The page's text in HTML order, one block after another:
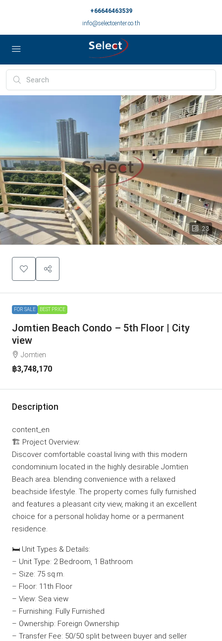
+66646463539
info@selectcenter.co.th
23
FOR SALE BEST PRICE
Jomtien Beach Condo – 5th Floor | City
view
Jomtien
฿3,748,170
Description
content_en
🏗️ Project Overview:
Discover comfortable coastal living with this modern
condominium located in the highly desirable Jomtien
Beach area. blending convenience with a relaxed
beachside lifestyle. The property comes fully furnished
and features a pleasant city view, making it an excellent
choice for a personal holiday home or a permanent
residence.
🛏️ Unit Types & Details:
– Unit Type: 2 Bedroom, 1 Bathroom
– Size: 75 sq.m.
– Floor: 11th Floor
– View: Sea view
– Furnishing: Fully Furnished
– Ownership: Foreign Ownership
– Transfer Fee: 50/50 split between buyer and seller